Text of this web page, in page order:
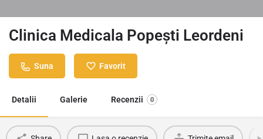
Clinica Medicala Popești Leordeni
Suna Favorit
Detalii Galerie Recenzii 0